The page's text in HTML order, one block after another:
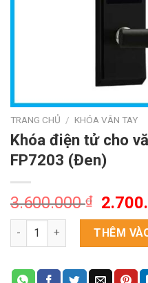
TRANG CHỦ / KHÓA VÂN TAY
Khóa điện tử cho
FP7203 (Đen)
3.600.000₫
Giá
gốc
là:
Khóa điện tử cho văn phòng
THÊM